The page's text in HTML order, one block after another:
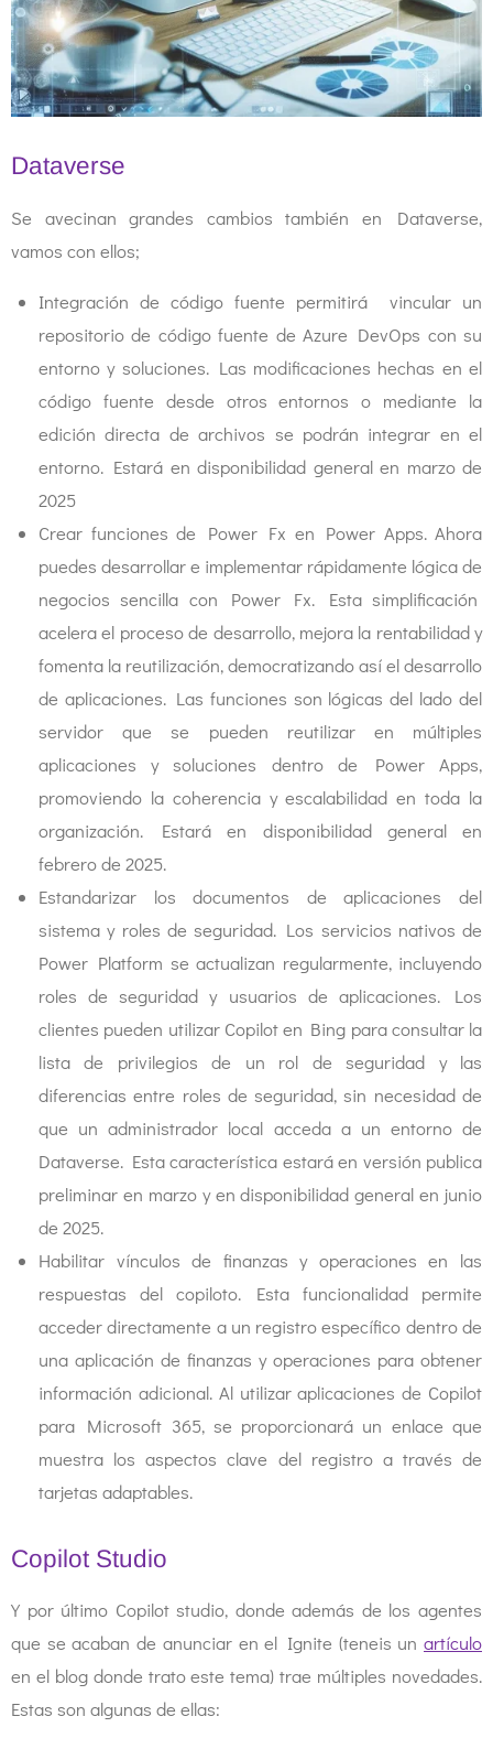
Dataverse
Se avecinan grandes cambios también en Dataverse,
vamos con ellos;
Integración de código fuente permitirá vincular un
repositorio de código fuente de Azure DevOps con su
entorno y soluciones. Las modificaciones hechas en el
código fuente desde otros entornos o mediante la
edición directa de archivos se podrán integrar en el
entorno. Estará en disponibilidad general en marzo de
2025
Crear funciones de Power Fx en Power Apps. Ahora
puedes desarrollar e implementar rápidamente lógica de
negocios sencilla con Power Fx. Esta simplificación
acelera el proceso de desarrollo, mejora la rentabilidad y
fomenta la reutilización, democratizando así el desarrollo
de aplicaciones. Las funciones son lógicas del lado del
servidor que se pueden reutilizar en múltiples
aplicaciones y soluciones dentro de Power Apps,
promoviendo la coherencia y escalabilidad en toda la
organización. Estará en disponibilidad general en
febrero de 2025.
Estandarizar los documentos de aplicaciones del
sistema y roles de seguridad. Los servicios nativos de
Power Platform se actualizan regularmente, incluyendo
roles de seguridad y usuarios de aplicaciones. Los
clientes pueden utilizar Copilot en Bing para consultar la
lista de privilegios de un rol de seguridad y las
diferencias entre roles de seguridad, sin necesidad de
que un administrador local acceda a un entorno de
Dataverse. Esta característica estará en versión publica
preliminar en marzo y en disponibilidad general en junio
de 2025.
Habilitar vínculos de finanzas y operaciones en las
respuestas del copiloto. Esta funcionalidad permite
acceder directamente a un registro específico dentro de
una aplicación de finanzas y operaciones para obtener
información adicional. Al utilizar aplicaciones de Copilot
para Microsoft 365, se proporcionará un enlace que
muestra los aspectos clave del registro a través de
tarjetas adaptables.
Copilot Studio
Y por último Copilot studio, donde además de los agentes
que se acaban de anunciar en el Ignite (teneis un artículo
en el blog donde trato este tema) trae múltiples novedades.
Estas son algunas de ellas: